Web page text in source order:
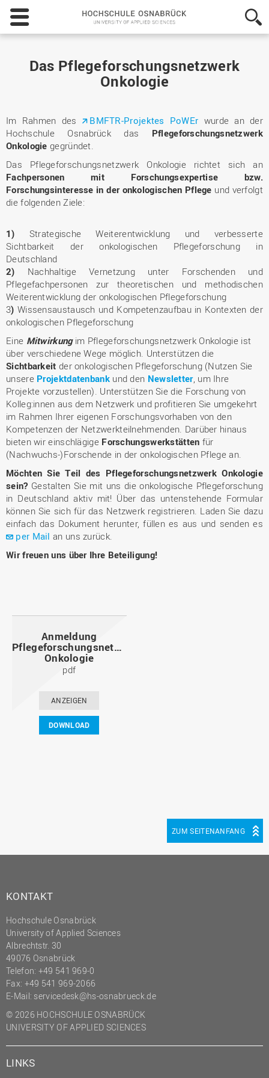
Hochschule
Osnabrück
-
Applied
Das Pflegeforschungsnetzwerk
Onkologie
Im Rahmen des BMFTR-Projektes PoWEr wurde an der
Hochschule Osnabrück das Pflegeforschungsnetzwerk
Onkologie gegründet.
Das Pflegeforschungsnetzwerk Onkologie richtet sich an
Fachpersonen mit Forschungsexpertise bzw.
Forschungsinteresse in der onkologischen Pflege und verfolgt
die folgenden Ziele:
1) Strategische Weiterentwicklung und verbesserte
Sichtbarkeit der onkologischen Pflegeforschung in
Deutschland
2) Nachhaltige Vernetzung unter Forschenden und
Pflegefachpersonen zur theoretischen und methodischen
Weiterentwicklung der onkologischen Pflegeforschung
3) Wissensaustausch und Kompetenzaufbau in Kontexten der
onkologischen Pflegeforschung
Eine Mitwirkungim Pflegeforschungsnetzwerk Onkologie ist
über verschiedene Wege möglich. Unterstützen die
Sichtbarkeit der onkologischen Pflegeforschung (Nutzen Sie
unsere Projektdatenbank und den Newsletter, um Ihre
Projekte vorzustellen). Unterstützen Sie die Forschung von
Kolleg:innen aus dem Netzwerk und profitieren Sie umgekehrt
im Rahmen Ihrer eigenen Forschungsvorhaben von den
Kompetenzen der Netzwerkteilnehmenden. Darüber hinaus
bieten wir einschlägige Forschungswerkstätten für
(Nachwuchs-)Forschende in der onkologischen Pflege an.
Möchten Sie Teil des Pflegeforschungsnetzwerk Onkologie
sein? Gestalten Sie mit uns die onkologische Pflegeforschung
in Deutschland aktiv mit! Über das untenstehende Formular
können Sie sich für das Netzwerk registrieren. Laden Sie dazu
einfach das Dokument herunter, füllen es aus und senden es
per Mailan uns zurück.
Wir freuen uns über Ihre Beteiligung!
Anmeldung
Pflegeforschungsnetzwerk
Onkologie
pdf
ANZEIGEN
DOWNLOAD
ZUM SEITENANFANG
KONTAKT
Hochschule Osnabrück
University of Applied Sciences
Albrechtstr. 30
49076 Osnabrück
Telefon: +49 541 969-0
Fax: +49 541 969-2066
E-Mail: servicedesk@hs-osnabrueck.de
© 2026 HOCHSCHULE OSNABRÜCK
UNIVERSITY OF APPLIED SCIENCES
LINKS